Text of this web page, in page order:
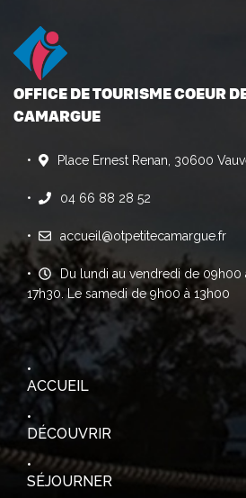
OFFICE DE TOURISME COEUR
CAMARGUE
Place Ernest Renan, 30600
04 66 88 28 52
accueil@otpetitecamargue.fr
Du lundi au vendredi de 09h00
17h30. Le samedi de 9h00 à 13h00
ACCUEIL
DÉCOUVRIR
SÉJOURNER